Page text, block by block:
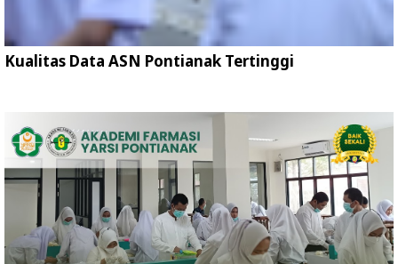
Kualitas Data ASN Pontianak Tertinggi